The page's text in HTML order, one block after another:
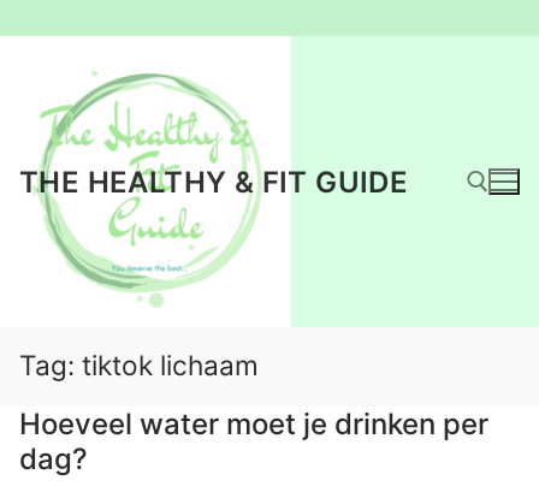
inhoud
THE HEALTHY & FIT GUIDE
Tag: tiktok lichaam
Hoeveel water moet je drinken per
dag?